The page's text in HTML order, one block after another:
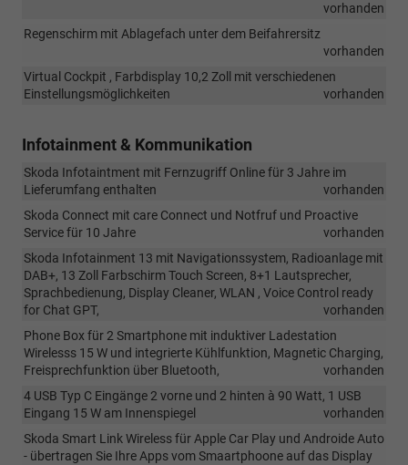
vorhanden
Regenschirm mit Ablagefach unter dem Beifahrersitz
vorhanden
Virtual Cockpit , Farbdisplay 10,2 Zoll mit verschiedenen
Einstellungsmöglichkeiten
vorhanden
Infotainment & Kommunikation
Skoda Infotaintment mit Fernzugriff Online für 3 Jahre im
Lieferumfang enthalten
vorhanden
Skoda Connect mit care Connect und Notfruf und Proactive
Service für 10 Jahre
vorhanden
Skoda Infotainment 13 mit Navigationssystem, Radioanlage mit
DAB+, 13 Zoll Farbschirm Touch Screen, 8+1 Lautsprecher,
Sprachbedienung, Display Cleaner, WLAN , Voice Control ready
for Chat GPT,
vorhanden
Phone Box für 2 Smartphone mit induktiver Ladestation
Wirelesss 15 W und integrierte Kühlfunktion, Magnetic Charging,
Freisprechfunktion über Bluetooth,
vorhanden
4 USB Typ C Eingänge 2 vorne und 2 hinten à 90 Watt, 1 USB
Eingang 15 W am Innenspiegel
vorhanden
Skoda Smart Link Wireless für Apple Car Play und Androide Auto
- übertragen Sie Ihre Apps vom Smaartphoone auf das Display